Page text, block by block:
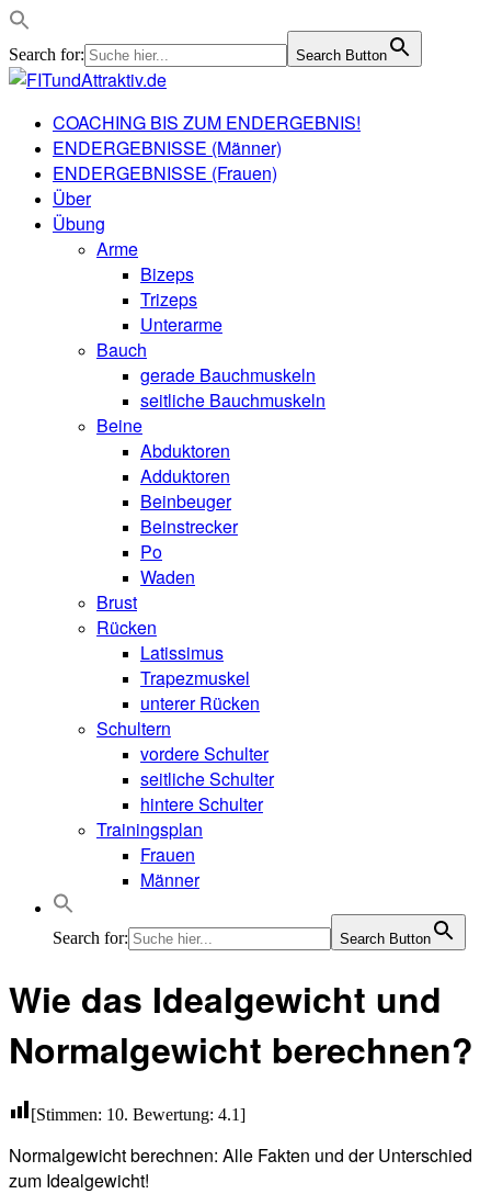
Search for: Search Button
COACHING BIS ZUM ENDERGEBNIS!
ENDERGEBNISSE (Männer)
ENDERGEBNISSE (Frauen)
Über
Übung
Arme
Bizeps
Trizeps
Unterarme
Bauch
gerade Bauchmuskeln
seitliche Bauchmuskeln
Beine
Abduktoren
Adduktoren
Beinbeuger
Beinstrecker
Po
Waden
Brust
Rücken
Latissimus
Trapezmuskel
unterer Rücken
Schultern
vordere Schulter
seitliche Schulter
hintere Schulter
Trainingsplan
Frauen
Männer
Search for: Search Button
Wie das Idealgewicht und
Normalgewicht berechnen?
[Stimmen: 10. Bewertung: 4.1]
Normalgewicht berechnen: Alle Fakten und der Unterschied
zum Idealgewicht!